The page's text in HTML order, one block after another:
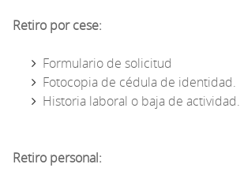
Retiro por cese:
Formulario de solicitud
Fotocopia de cédula de identidad.
Historia laboral o baja de actividad.
Retiro personal: